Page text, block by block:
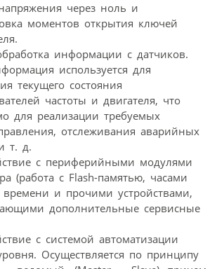
через ноль и
моментов открытия ключей
информации с датчиков.
используется для
текущего состояния
частоты и двигателя, что
для реализации требуемых
отслеживания аварийных
т. д.
с периферийными модулями
(работа с Flash-памятью, часами
времени и прочими устройствами,
дополнительные сервисные
с системой автоматизации
Осуществляется по принципу